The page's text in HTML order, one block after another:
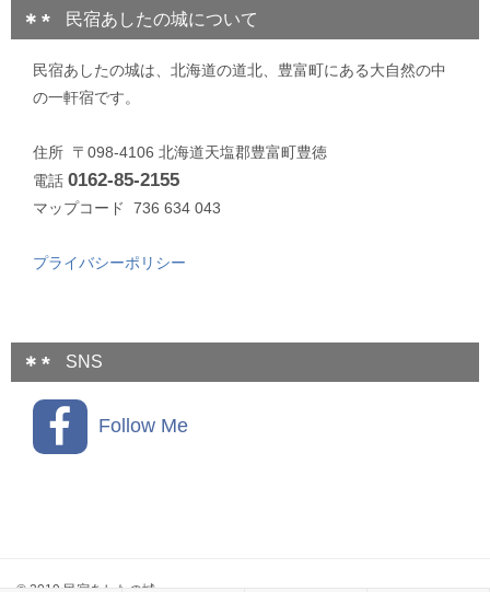
民宿あしたの城について
民宿あしたの城は、北海道の道北、豊富町にある大自然の中
の一軒宿です。
住所 〒098-4106 北海道天塩郡豊富町豊徳
電話 0162-85-2155
マップコード 736 634 043
プライバシーポリシー
SNS
Follow Me